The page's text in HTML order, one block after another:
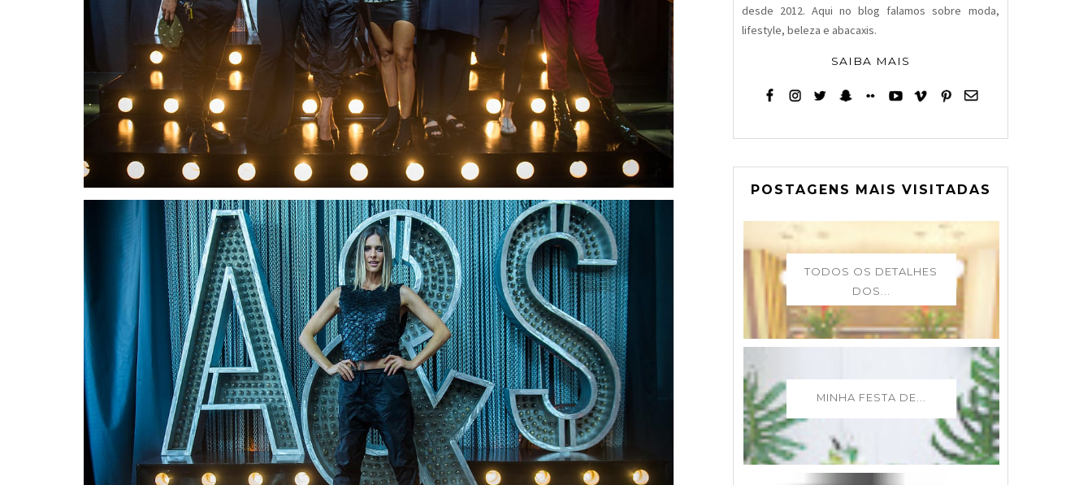
desde 2012. Aqui no blog falamos sobre moda,
lifestyle, beleza e abacaxis.
SAIBA MAIS
POSTAGENS MAIS VISITADAS
TODOS OS DETALHES
DOS...
MINHA FESTA DE...